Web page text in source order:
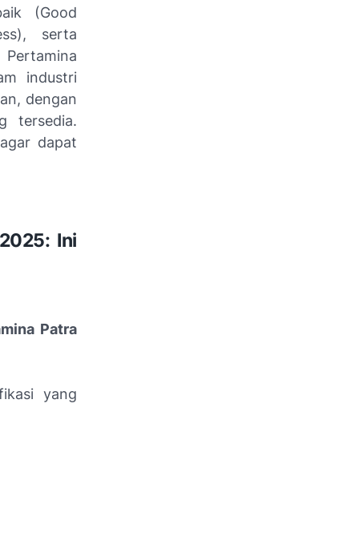
(Good
serta
industri
dengan
tersedia.
dapat
Ini
Patra
yang